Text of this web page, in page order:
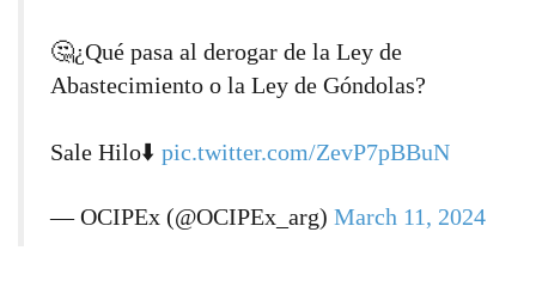
🤔¿Qué pasa al derogar de la Ley de
Abastecimiento o la Ley de Góndolas?
Sale Hilo⬇️ pic.twitter.com/ZevP7pBBuN
— OCIPEx (@OCIPEx_arg) March 11, 2024